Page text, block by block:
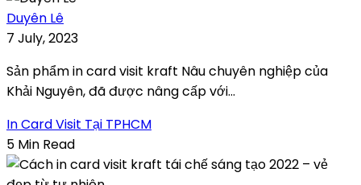
Duyên Lê
7 July, 2023
Sản phẩm in card visit kraft Nâu chuyên nghiệp của
Khải Nguyên, đã được nâng cấp với...
In Card Visit Tại TPHCM
5 Min Read